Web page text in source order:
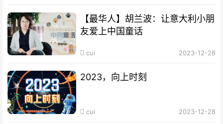
【最华人】胡兰波：让意大利小朋
友爱上中国童话
cui 2023-12-28
2023，向上时刻
cui 2023-12-28